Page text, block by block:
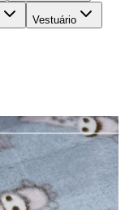
Vestuário